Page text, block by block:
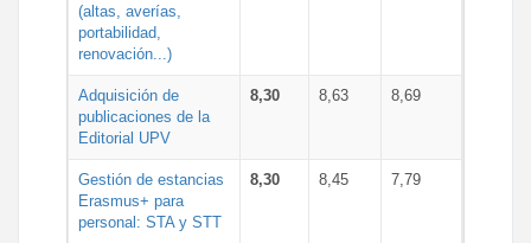
(altas, averías,
portabilidad,
renovación...)
Adquisición de
publicaciones de la
Editorial UPV
8,30 8,63 8,69
Gestión de estancias
Erasmus+ para
personal: STA y STT
8,30 8,45 7,79